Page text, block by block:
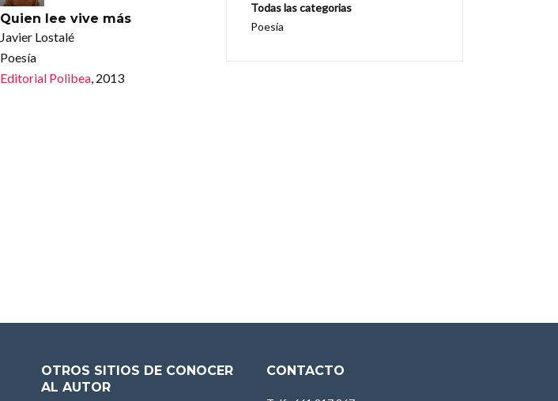
Quien lee vive más
Javier Lostalé
Poesía
Editorial Polibea, 2013
Todas las categorias
Poesía
OTROS SITIOS DE CONOCER
AL AUTOR
CONTACTO